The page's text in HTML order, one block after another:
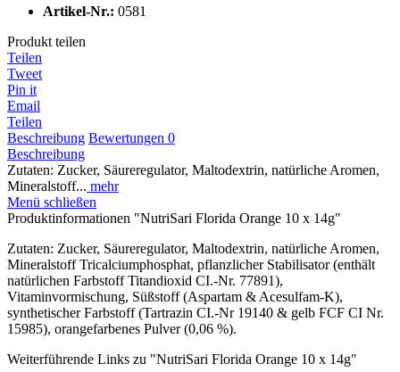
Artikel-Nr.: 0581
Produkt teilen
Teilen
Tweet
Pin it
Email
Teilen
Beschreibung Bewertungen 0
Beschreibung
Zutaten: Zucker, Säureregulator, Maltodextrin, natürliche Aromen,
Mineralstoff... mehr
Menü schließen
Produktinformationen "NutriSari Florida Orange 10 x 14g"
Zutaten: Zucker, Säureregulator, Maltodextrin, natürliche Aromen,
Mineralstoff Tricalciumphosphat, pflanzlicher Stabilisator (enthält
natürlichen Farbstoff Titandioxid CI.-Nr. 77891),
Vitaminvormischung, Süßstoff (Aspartam & Acesulfam-K),
synthetischer Farbstoff (Tartrazin CI.-Nr 19140 & gelb FCF CI Nr.
15985), orangefarbenes Pulver (0,06 %).
Weiterführende Links zu "NutriSari Florida Orange 10 x 14g"